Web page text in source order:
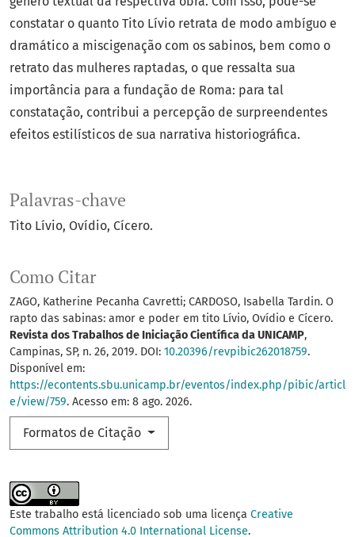
Palavras-chave
Tito Lívio Ovídio Cícero.
Como Citar
ZAGO, Katherine Pecanha Cavretti; CARDOSO, Isabella Tardin. O
rapto das sabinas: amor e poder em tito Lívio, Ovídio e Cícero.
Revista dos Trabalhos de Iniciação Científica da UNICAMP,
Campinas, SP, n. 26, 2019. DOI: 10.20396/revpibic262018759.
Disponível em:
https://econtents.sbu.unicamp.br/eventos/index.php/pibic/articl
e/view/759. Acesso em: 8 ago. 2026.
Formatos de Citação
constatar o quanto Tito Lívio retrata de modo ambíguo e
dramático a miscigenação com os sabinos, bem como o
retrato das mulheres raptadas, o que ressalta sua
importância para a fundação de Roma: para tal
constatação, contribui a percepção de surpreendentes
efeitos estilísticos de sua narrativa historiográfica.
Este trabalho está licenciado sob uma licença Creative
Commons Attribution 4.0 International License.